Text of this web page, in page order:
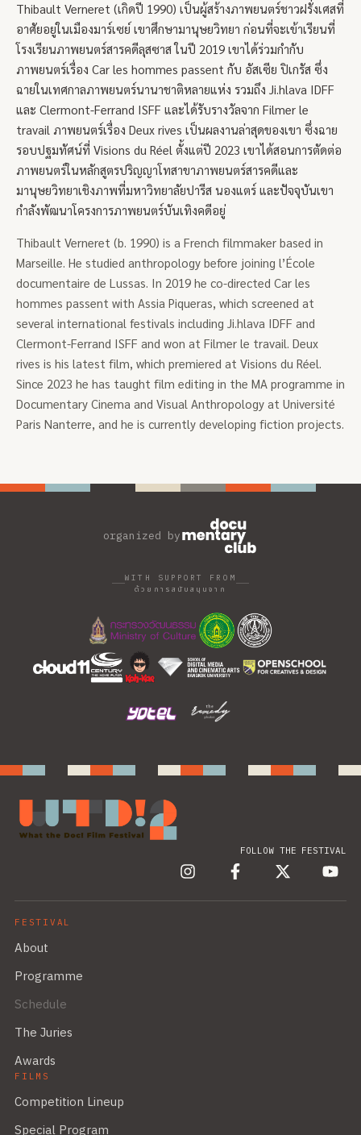
Thibault Verneret (เกิดปี 1990) เป็นผู้สร้างภาพยนตร์ชาวฝรั่งเศสที่
อาศัยอยู่ในเมืองมาร์เซย์ เขาศึกษามานุษยวิทยา ก่อนที่จะเข้าเรียนที่
โรงเรียนภาพยนตร์สารคดีลุสซาส ในปี 2019 เขาได้ร่วมกำกับ
ภาพยนตร์เรื่อง Car les hommes passent กับ อัสเซีย ปิเกรัส ซึ่ง
ฉายในเทศกาลภาพยนตร์นานาชาติหลายแห่ง รวมถึง Ji.hlava IDFF
และ Clermont-Ferrand ISFF และได้รับรางวัลจาก Filmer le
travail ภาพยนตร์เรื่อง Deux rives เป็นผลงานล่าสุดของเขา ซึ่งฉาย
รอบปฐมทัศน์ที่ Visions du Réel ตั้งแต่ปี 2023 เขาได้สอนการตัดต่อ
ภาพยนตร์ในหลักสูตรปริญญาโทสาขาภาพยนตร์สารคดีและ
มานุษยวิทยาเชิงภาพที่มหาวิทยาลัยปารีส นองแตร์ และปัจจุบันเขา
กำลังพัฒนาโครงการภาพยนตร์บันเทิงคดีอยู่
Thibault Verneret (b. 1990) is a French filmmaker based in
Marseille. He studied anthropology before joining l’École
documentaire de Lussas. In 2019 he co-directed Car les
hommes passent with Assia Piqueras, which screened at
several international festivals including Ji.hlava IDFF and
Clermont-Ferrand ISFF and won at Filmer le travail. Deux
rives is his latest film, which premiered at Visions du Réel.
Since 2023 he has taught film editing in the MA programme in
Documentary Cinema and Visual Anthropology at Université
Paris Nanterre, and he is currently developing fiction projects.
organized by
WITH SUPPORT FROM
ด้วยการสนับสนุนจาก
FOLLOW THE FESTIVAL
FESTIVAL
About
Programme
Schedule
The Juries
Awards
FILMS
Competition Lineup
Special Program